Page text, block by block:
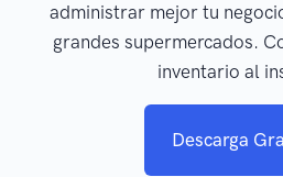
administrar mejor tu
grandes supermercados.
inventario al
Descarga